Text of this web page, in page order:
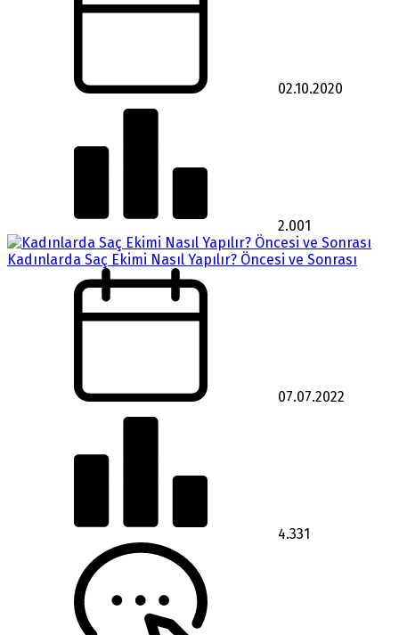
02.10.2020
2.001
Kadınlarda Saç Ekimi Nasıl Yapılır? Öncesi ve Sonrası
07.07.2022
4.331